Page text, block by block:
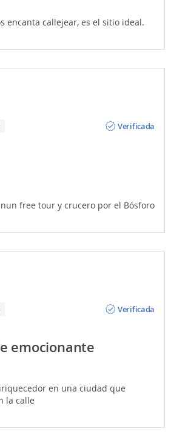
encanta callejear, es el sitio ideal.
Verificada
free tour y crucero por el Bósforo
Verificada
emocionante
en una ciudad que
la calle